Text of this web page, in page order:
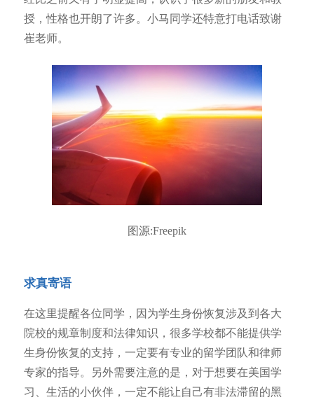
授，性格也开朗了许多。小马同学还特意打电话致谢
崔老师。
图源:Freepik
求真寄语
在这里提醒各位同学，因为学生身份恢复涉及到各大
院校的规章制度和法律知识，很多学校都不能提供学
生身份恢复的支持，一定要有专业的留学团队和律师
专家的指导。另外需要注意的是，对于想要在美国学
习、生活的小伙伴，一定不能让自己有非法滞留的黑